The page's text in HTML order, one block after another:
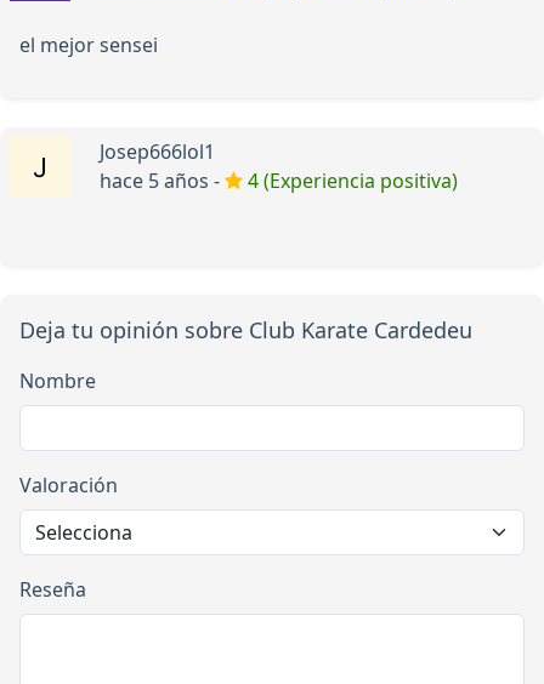
el mejor sensei
Josep666lol1
hace 5 años -
4 (Experiencia positiva)
Deja tu opinión sobre Club Karate Cardedeu
Nombre
Valoración
Reseña